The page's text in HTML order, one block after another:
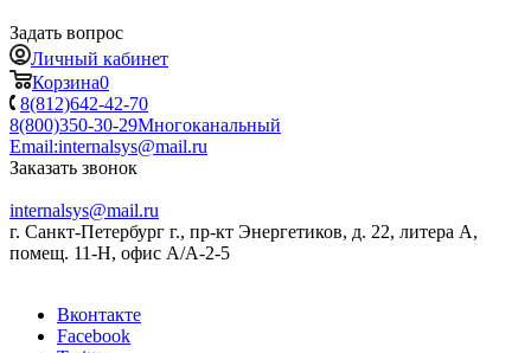
Задать вопрос
Личный кабинет
Корзина0
8(812)642-42-70
8(800)350-30-29Многоканальный
Email:internalsys@mail.ru
Заказать звонок
internalsys@mail.ru
г. Санкт-Петербург г., пр-кт Энергетиков, д. 22, литера А,
помещ. 11-Н, офис А/А-2-5
Вконтакте
Facebook